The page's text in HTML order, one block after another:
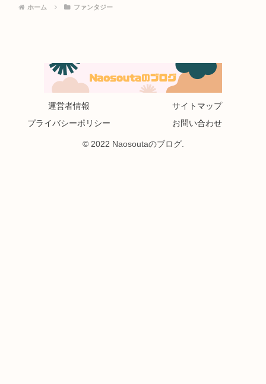
ホーム ファンタジー
運営者情報
サイトマップ
プライバシーポリシー
お問い合わせ
© 2022 Naosoutaのブログ.